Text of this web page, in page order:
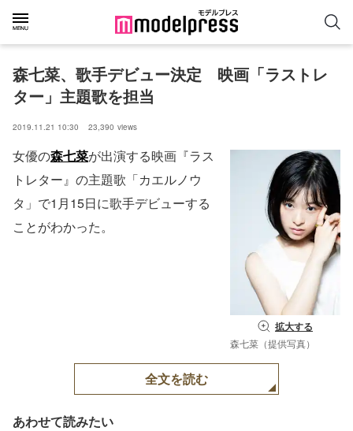
森七菜、歌手デビュー決定　映画「ラストレ
ター」主題歌を担当
2019.11.21 10:30 23,390 views
拡大する
森七菜（提供写真）
女優の森七菜が出演する映画『ラス
トレター』の主題歌「カエルノウ
タ」で1月15日に歌手デビューする
ことがわかった。
全文を読む
あわせて読みたい